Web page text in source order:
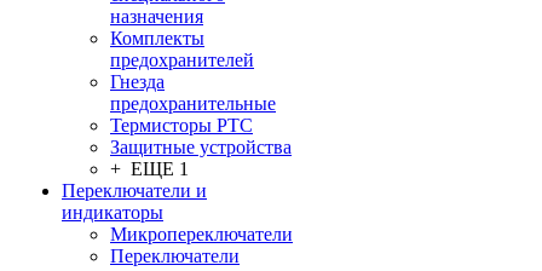
назначения
Комплекты
предохранителей
Гнезда
предохранительные
Термисторы PTC
Защитные устройства
+ ЕЩЕ 1
Переключатели и
индикаторы
Микропереключатели
Переключатели